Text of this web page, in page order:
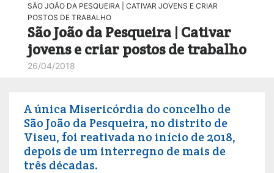
SÃO JOÃO DA PESQUEIRA | CATIVAR JOVENS E CRIAR
POSTOS DE TRABALHO
São João da Pesqueira | Cativar
jovens e criar postos de trabalho
26/04/2018
A única Misericórdia do concelho de
São João da Pesqueira, no distrito de
Viseu, foi reativada no início de 2018,
depois de um interregno de mais de
três décadas.